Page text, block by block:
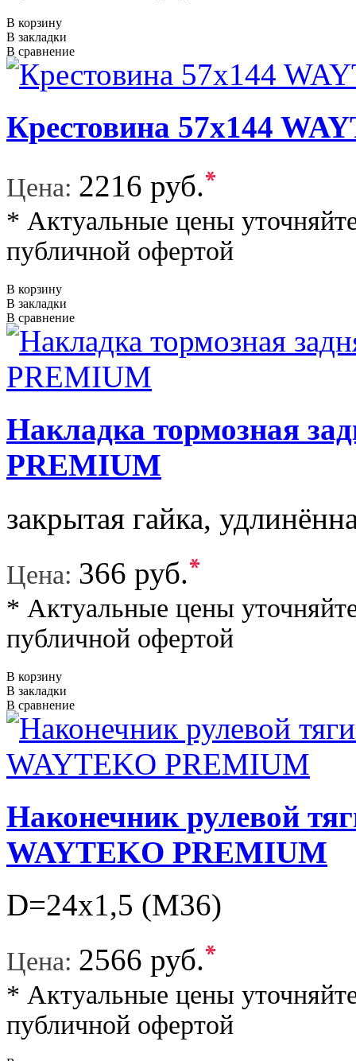
В корзину
В закладки
В сравнение
Крестовина 57x144
Цена: 2216 руб.*
* Актуальные цены
публичной офертой
В корзину
В закладки
В сравнение
Накладка тормозная
PREMIUM
закрытая гайка,
Цена: 366 руб.*
* Актуальные цены
публичной офертой
В корзину
В закладки
В сравнение
Наконечник рулевой
WAYTEKO PREMIUM
D=24х1,5 (M36)
Цена: 2566 руб.*
* Актуальные цены
публичной офертой